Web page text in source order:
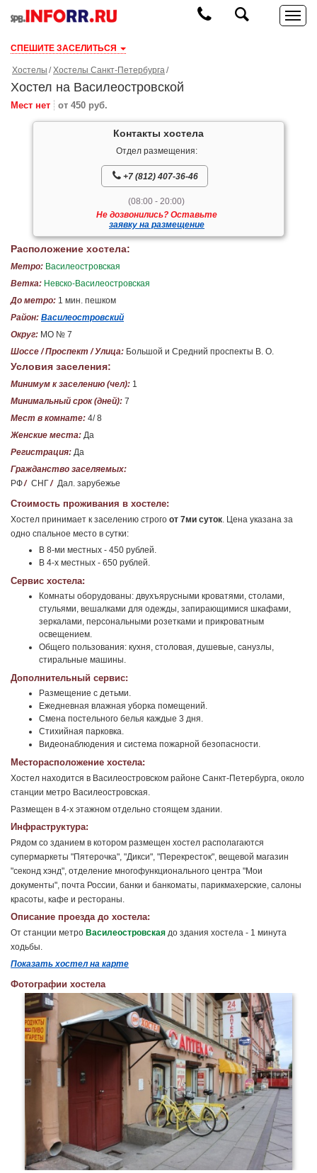
СПЕШИТЕ ЗАСЕЛИТЬСЯ
Хостелы Хостелы Санкт-Петербурга
Хостел на Василеостровской
Мест нет от 450 руб.
Контакты хостела
Отдел размещения:
+7 (812) 407-36-46
(08:00 - 20:00)
Не дозвонились? Оставьте
заявку на размещение
Расположение хостела:
Метро: Василеостровская
Ветка: Невско-Василеостровская
До метро: 1 мин. пешком
Район: Василеостровский
Округ: МО № 7
Шоссе / Проспект / Улица: Большой и Средний проспекты В. О.
Условия заселения:
Минимум к заселению (чел): 1
Минимальный срок (дней): 7
Мест в комнате: 4/ 8
Женские места: Да
Регистрация: Да
Гражданство заселяемых:
РФ/ СНГ/ Дал. зарубежье
Стоимость проживания в хостеле:
Хостел принимает к заселению строго от 7ми суток. Цена указана за
одно спальное место в сутки:
В 8-ми местных - 450 рублей.
В 4-х местных - 650 рублей.
Сервис хостела:
Комнаты оборудованы: двухъярусными кроватями, столами,
стульями, вешалками для одежды, запирающимися шкафами,
зеркалами, персональными розетками и прикроватным
освещением.
Общего пользования: кухня, столовая, душевые, санузлы,
стиральные машины.
Дополнительный сервис:
Размещение с детьми.
Ежедневная влажная уборка помещений.
Смена постельного белья каждые 3 дня.
Стихийная парковка.
Видеонаблюдения и система пожарной безопасности.
Месторасположение хостела:
Хостел находится в Василеостровском районе Санкт-Петербурга, около
станции метро Василеостровская.
Размещен в 4-х этажном отдельно стоящем здании.
Инфраструктура:
Рядом со зданием в котором размещен хостел располагаются
супермаркеты "Пятерочка", "Дикси", "Перекресток", вещевой магазин
"секонд хэнд", отделение многофункционального центра "Мои
документы", почта России, банки и банкоматы, парикмахерские, салоны
красоты, кафе и рестораны.
Описание проезда до хостела:
От станции метро Василеостровская до здания хостела - 1 минута
ходьбы.
Показать хостел на карте
Фотографии хостела